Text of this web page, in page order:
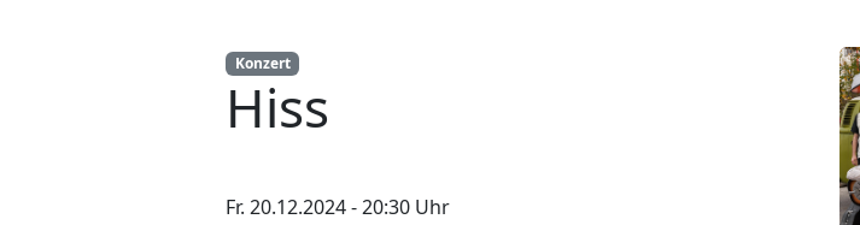
Konzert
Hiss
Fr. 20.12.2024 - 20:30 Uhr